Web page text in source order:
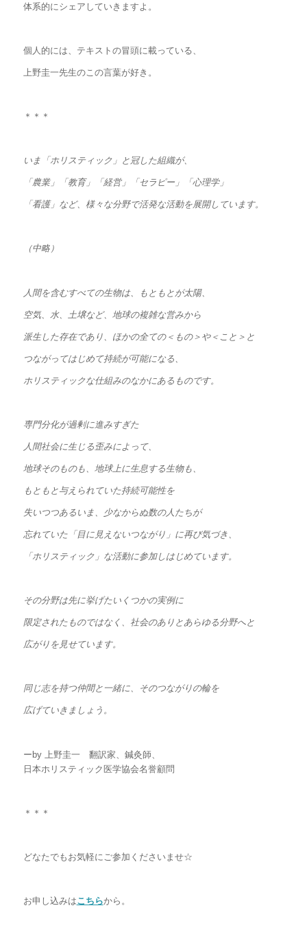
体系的にシェアしていきますよ。
個人的には、テキストの冒頭に載っている、
上野圭一先生のこの言葉が好き。
＊＊＊
いま「ホリスティック」と冠した組織が、
「農業」「教育」「経営」「セラピー」「心理学」
「看護」など、様々な分野で活発な活動を展開しています。
（中略）
人間を含むすべての生物は、もともとが太陽、
空気、水、土壌など、地球の複雑な営みから
派生した存在であり、ほかの全ての＜もの＞や＜こと＞と
つながってはじめて持続が可能になる、
ホリスティックな仕組みのなかにあるものです。
専門分化が過剰に進みすぎた
人間社会に生じる歪みによって、
地球そのものも、地球上に生息する生物も、
もともと与えられていた持続可能性を
失いつつあるいま、少なからぬ数の人たちが
忘れていた「目に見えないつながり」に再び気づき、
「ホリスティック」な活動に参加しはじめています。
その分野は先に挙げたいくつかの実例に
限定されたものではなく、社会のありとあらゆる分野へと
広がりを見せています。
同じ志を持つ仲間と一緒に、そのつながりの輪を
広げていきましょう。
ーby 上野圭一 翻訳家、鍼灸師、
日本ホリスティック医学協会名誉顧問
＊＊＊
どなたでもお気軽にご参加くださいませ☆
お申し込みはこちらから。